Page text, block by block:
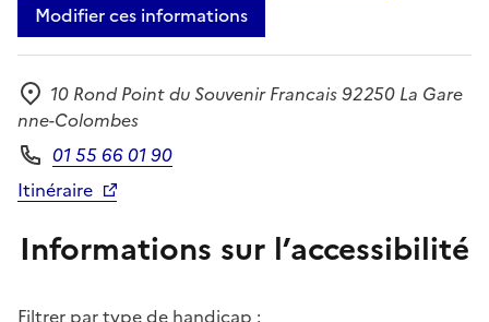
Modifier ces informations
Adresse
10 Rond Point du Souvenir Francais 92250 La Gare
nne-Colombes
Téléphone
01 55 66 01 90
Itinéraire
Informations sur l’accessibilité
Filtrer par type de handicap :